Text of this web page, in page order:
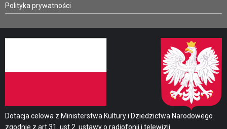
Polityka prywatności
Dotacja celowa z Ministerstwa Kultury i Dziedzictwa Narodowego
zgodnie z art.31. ust.2. ustawy o radiofonii i telewizji.